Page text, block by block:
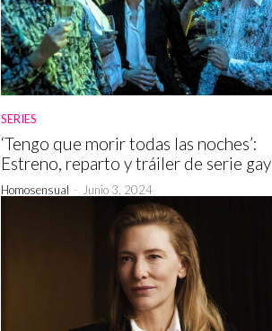
SERIES
‘Tengo que morir todas las noches’:
Estreno, reparto y tráiler de serie gay
Homosensual - Junio 3, 2024